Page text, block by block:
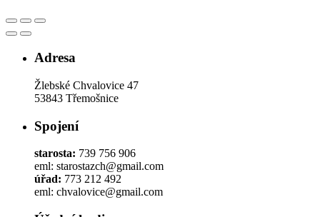
Adresa
Žlebské Chvalovice 47
53843 Třemošnice
Spojení
starosta: 739 756 906
eml: starostazch@gmail.com
úřad: 773 212 492
eml: chvalovice@gmail.com